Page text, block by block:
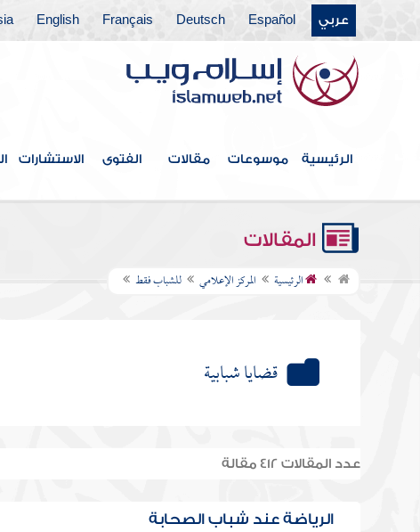
عربي Español
Deutsch
Français
English
الرئيسية موسوعات مقالات الفتوى الاستشارات
المقالات
الرئيسية المركز الإعلامي للشباب فقط
قضايا شبابية
عدد المقالات 412 مقالة
الرياضة عند شباب الصحابة